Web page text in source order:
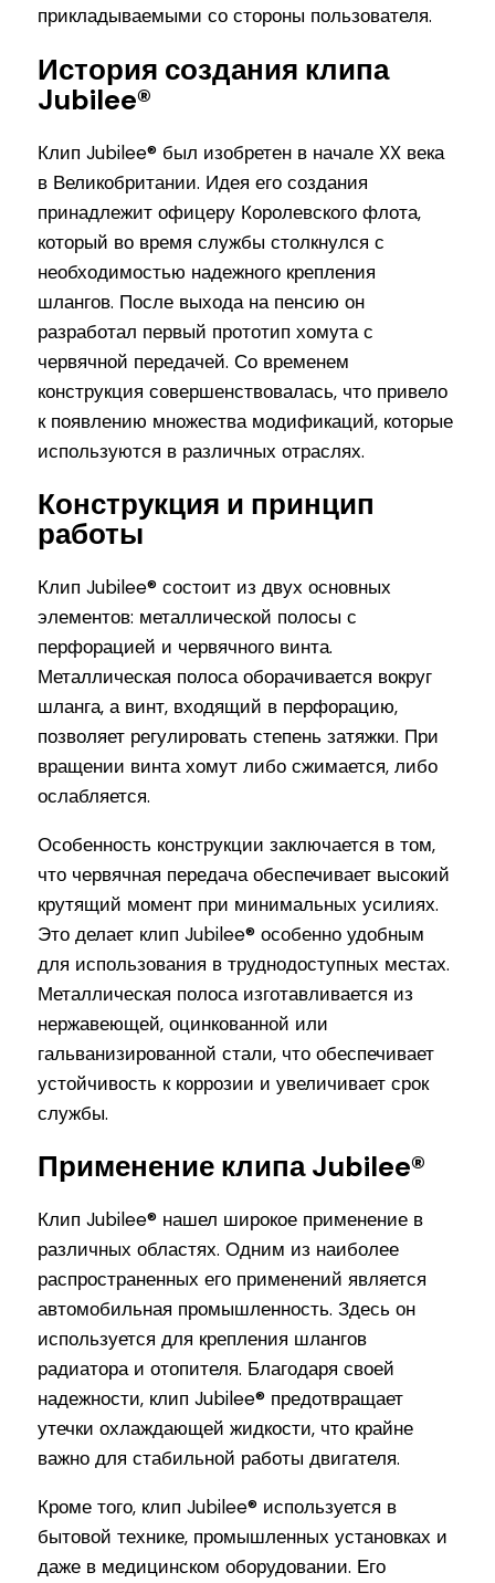
прикладываемыми со стороны пользователя.
История создания клипа
Jubilee®
Клип Jubilee® был изобретен в начале XX века
в Великобритании. Идея его создания
принадлежит офицеру Королевского флота,
который во время службы столкнулся с
необходимостью надежного крепления
шлангов. После выхода на пенсию он
разработал первый прототип хомута с
червячной передачей. Со временем
конструкция совершенствовалась, что привело
к появлению множества модификаций, которые
используются в различных отраслях.
Конструкция и принцип
работы
Клип Jubilee® состоит из двух основных
элементов: металлической полосы с
перфорацией и червячного винта.
Металлическая полоса оборачивается вокруг
шланга, а винт, входящий в перфорацию,
позволяет регулировать степень затяжки. При
вращении винта хомут либо сжимается, либо
ослабляется.
Особенность конструкции заключается в том,
что червячная передача обеспечивает высокий
крутящий момент при минимальных усилиях.
Это делает клип Jubilee® особенно удобным
для использования в труднодоступных местах.
Металлическая полоса изготавливается из
нержавеющей, оцинкованной или
гальванизированной стали, что обеспечивает
устойчивость к коррозии и увеличивает срок
службы.
Применение клипа Jubilee®
Клип Jubilee® нашел широкое применение в
различных областях. Одним из наиболее
распространенных его применений является
автомобильная промышленность. Здесь он
используется для крепления шлангов
радиатора и отопителя. Благодаря своей
надежности, клип Jubilee® предотвращает
утечки охлаждающей жидкости, что крайне
важно для стабильной работы двигателя.
Кроме того, клип Jubilee® используется в
бытовой технике, промышленных установках и
даже в медицинском оборудовании. Его